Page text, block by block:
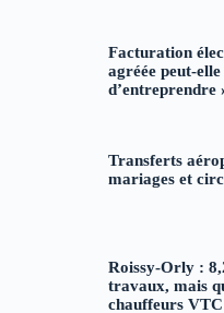
Facturation
agréée peut-
d’entreprendre
Transferts
mariages et
Roissy-Orly :
travaux, mais
chauffeurs